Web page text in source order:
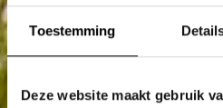
Toestemming
Deze website maakt gebruik